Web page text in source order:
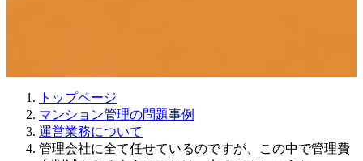
トップページ
マンション管理の問題事例
運営業務について
管理会社に全て任せているのですが、この中で管理費